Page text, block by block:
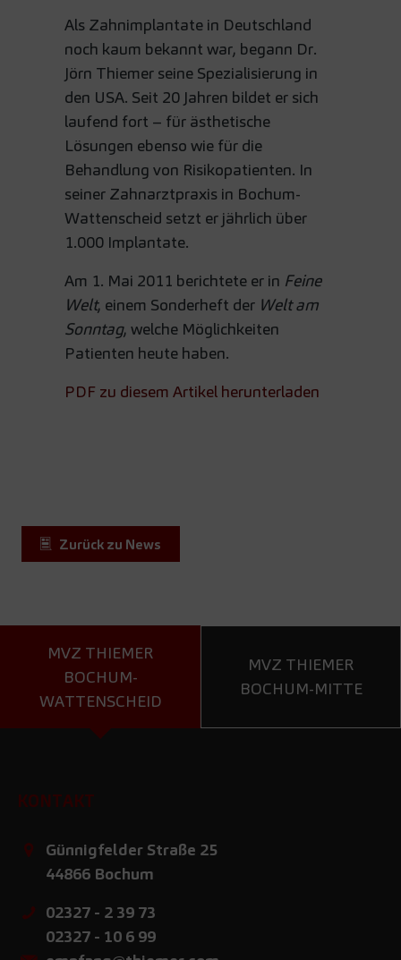
Als Zahnimplantate in Deutschland
noch kaum bekannt war, begann Dr.
Jörn Thiemer seine Spezialisierung in
den USA. Seit 20 Jahren bildet er sich
laufend fort – für ästhetische
Lösungen ebenso wie für die
Behandlung von Risikopatienten. In
seiner Zahnarztpraxis in Bochum-
Wattenscheid setzt er jährlich über
1.000 Implantate.
Am 1. Mai 2011 berichtete er in Feine
Welt, einem Sonderheft der Welt am
Sonntag, welche Möglichkeiten
Patienten heute haben.
PDF zu diesem Artikel herunterladen
Zurück zu News
MVZ THIEMER
BOCHUM-
WATTENSCHEID
MVZ THIEMER
BOCHUM-MITTE
KONTAKT
Günnigfelder Straße 25
44866 Bochum
02327 - 2 39 73
02327 - 10 6 99